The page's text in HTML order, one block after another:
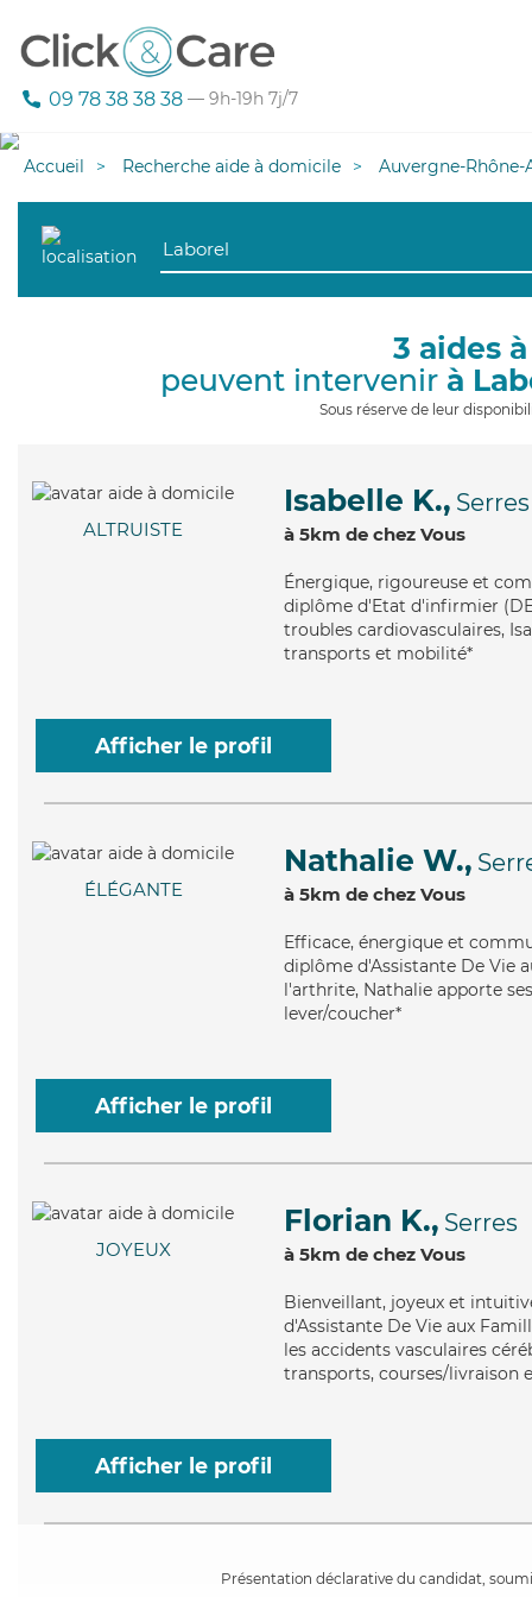
09 78 38 38 38 — 9h-19h 7j/7
Accueil Recherche aide à domicile Auvergne-Rhône-
3 aides
peuvent intervenir à
Sous réserve de leur
ALTRUISTE
Isabelle K., Serres
à 5km de chez Vous
Énergique, rigoureuse et
diplôme d'Etat d'infirmier
troubles cardiovasculaires,
transports et mobilité*
Afficher le profil
ÉLÉGANTE
Nathalie W.,
à 5km de chez Vous
Efficace, énergique et
diplôme d'Assistante De Vie
l'arthrite, Nathalie apporte
lever/coucher*
Afficher le profil
JOYEUX
Florian K., Serres
à 5km de chez Vous
Bienveillant, joyeux et
d'Assistante De Vie aux
les accidents vasculaires
transports, courses/livraison
Afficher le profil
Présentation déclarative du candidat,